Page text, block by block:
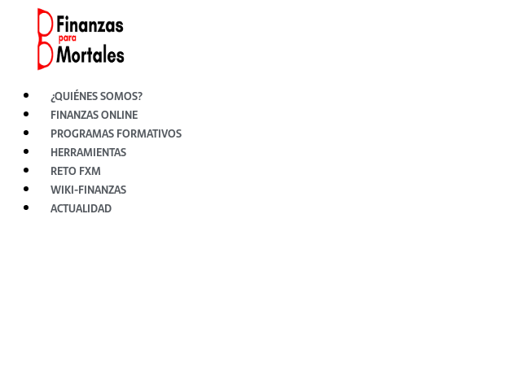
contenido
¿QUIÉNES SOMOS?
FINANZAS ONLINE
PROGRAMAS FORMATIVOS
HERRAMIENTAS
RETO FXM
WIKI-FINANZAS
ACTUALIDAD